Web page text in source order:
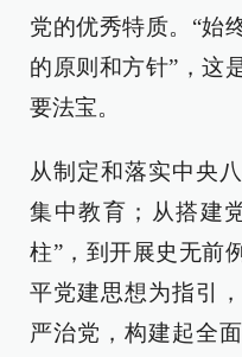
党的优秀特质。“始
的原则和方针”，这
要法宝。
从制定和落实中央
集中教育；从搭建
柱”，到开展史无
平党建思想为指引
严治党，构建起全